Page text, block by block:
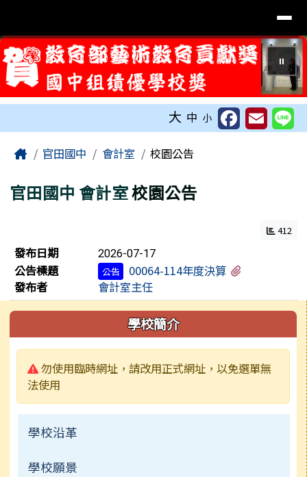
⏸
大 中 小
Home官田國中 會計室 校園公告
官田國中 會計室校園公告
412
新聞列表
發布日期 2026-07-17
公告標題 公告 00064-114年度決算
發布者
會計室主任
左邊區域內容 學校簡介
警告:
勿使用臨時網址，請改用正式網址，以免選單無
法使用
學校沿革
學校願景